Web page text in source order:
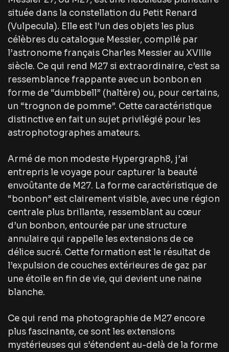
située dans la constellation du Petit Renard
(Vulpecula). Elle est l’un des objets les plus
célèbres du catalogue Messier, compilé par
l’astronome français Charles Messier au XVIIIe
siècle. Ce qui rend M27 si extraordinaire, c’est sa
ressemblance frappante avec un bonbon en
forme de “dumbbell” (haltère) ou, pour certains,
un “trognon de pomme”. Cette caractéristique
distinctive en fait un sujet privilégié pour les
astrophotographes amateurs.
Armé de mon modeste Hypergraph8, j’ai
entrepris le voyage pour capturer la beauté
envoûtante de M27. La forme caractéristique de
“bonbon” est clairement visible, avec une région
centrale plus brillante, ressemblant au cœur
d’un bonbon, entourée par une structure
annulaire qui rappelle les extensions de ce
délice sucré. Cette formation est le résultat de
l’expulsion de couches extérieures de gaz par
une étoile en fin de vie, qui devient une naine
blanche.
Ce qui rend ma photographie de M27 encore
plus fascinante, ce sont les extensions
mystérieuses qui s’étendent au-delà de la forme